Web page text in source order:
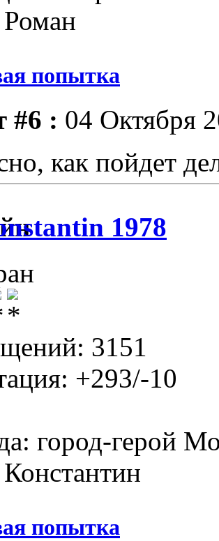
попытка
#6 : 04 Октября
как пойдет
1978
3151
+293/-10
город-герой
попытка